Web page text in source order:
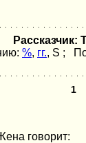
Рассказчик:
%, гг., S ; По
1
говорит: